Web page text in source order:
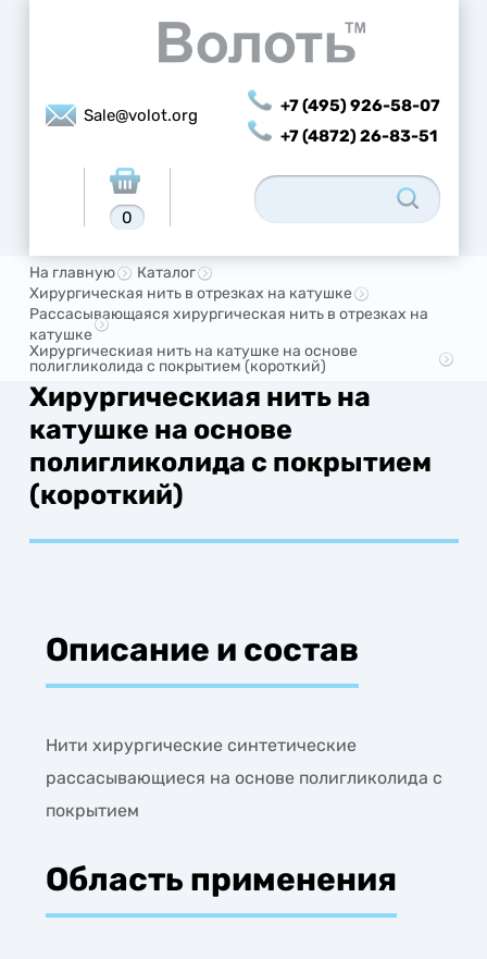
Sale@volot.org
+7 (495) 926-58-07
+7 (4872) 26-83-51
0
На главную
Каталог
Хирургическая нить в отрезках на катушке
Рассасывающаяся хирургическая нить в отрезках на
катушке
Хирургическиая нить на катушке на основе
полигликолида с покрытием (короткий)
Хирургическиая нить на
катушке на основе
полигликолида с покрытием
(короткий)
Описание и состав
Нити хирургические синтетические
рассасывающиеся на основе полигликолида с
покрытием
Область применения